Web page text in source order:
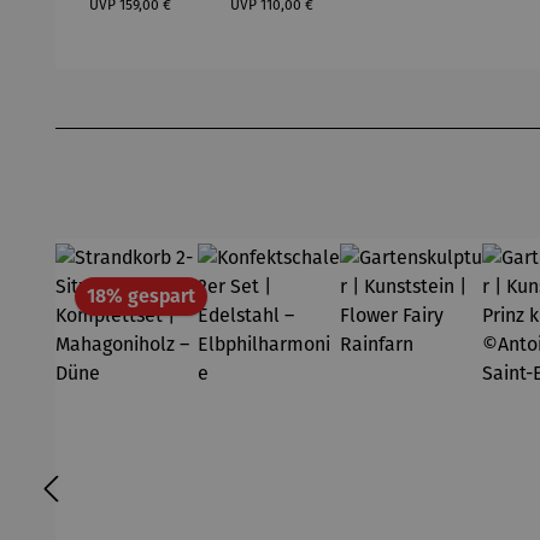
UVP 159,00 € UVP 110,00 €
18% gespartRabatt